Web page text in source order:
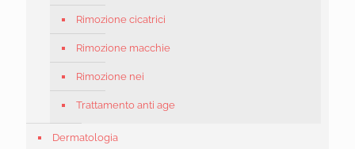
Rimozione cicatrici
Rimozione macchie
Rimozione nei
Trattamento anti age
Dermatologia